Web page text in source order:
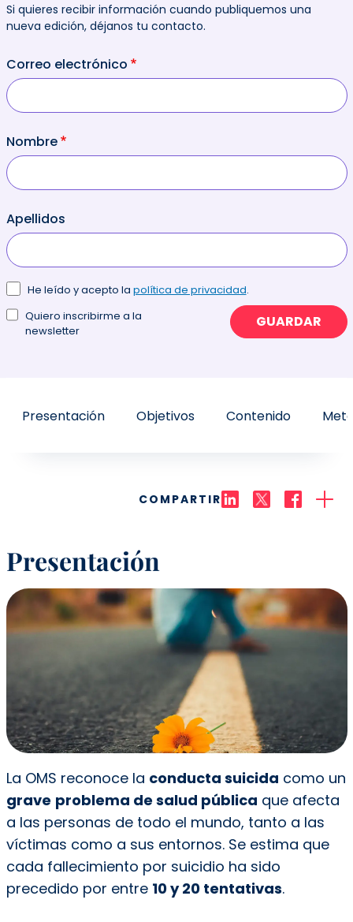
Si quieres recibir información cuando publiquemos una
nueva edición, déjanos tu contacto.
Correo electrónico
Nombre
Apellidos
He leído y acepto la política de privacidad.
Quiero inscribirme a la
newsletter
GUARDAR
Presentación Objetivos Contenido
COMPARTIR
Presentación
La OMS reconoce la conducta suicida como un
grave problema de salud pública que afecta
a las personas de todo el mundo, tanto a las
víctimas como a sus entornos. Se estima que
cada fallecimiento por suicidio ha sido
precedido por entre 10 y 20 tentativas.